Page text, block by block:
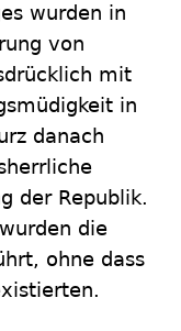
wurden in
von
mit
in
danach
der Republik.
die
ohne dass